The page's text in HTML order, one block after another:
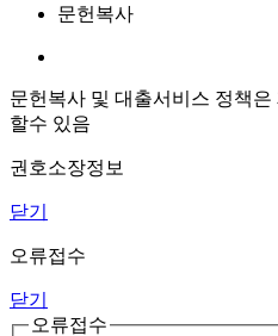
문헌복사
문헌복사 및 대출서비스 정책은
할수 있음
권호소장정보
닫기
오류접수
닫기
오류접수